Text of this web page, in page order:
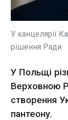
Росіяни
поранені
16:59:25
У канцелярії
рішення Ради
У Польщі
Верховною
створення
пантеону.